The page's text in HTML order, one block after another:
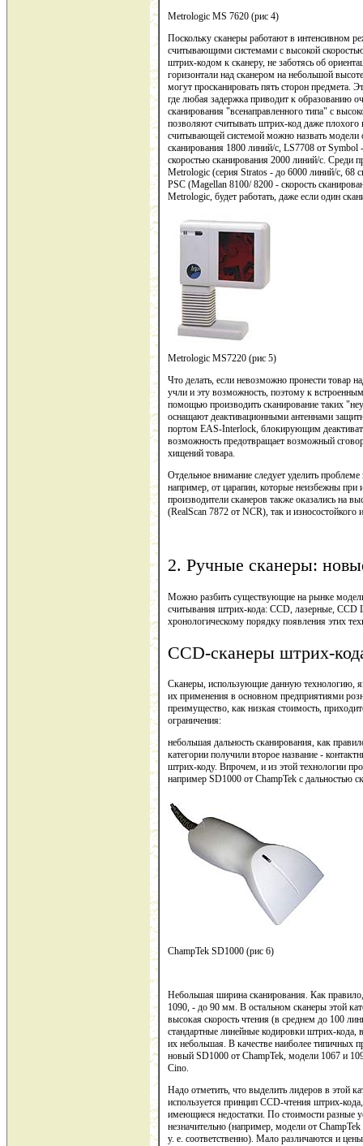
Metrologic MS 7620 (рис 4)
Поскольку сканеры работают в интенсивном
считывающими системами с высокой
штрих-кодом к сканеру, не заботясь об
горизонтали над сканером на небольшой
могут просканировать пять сторон предмета.
где любая задержка приводит к образованию
сканирования "всенаправленного типа" с
позволяют считывать штрих-код даже плохого
считывающей системой можно назвать
сканирования 1800 линий/с, LS7708 от
скоростью сканирования 2000 линий/с. Среди
Metrologic (серия Stratos - до 6000 линий/с, 68
PSC (Magellan 8100/ 8200 - скорость
Metrologic, будет работать, даже если один
Metrologic MS7220 (рис 5)
Что делать, если невозможно пронести товар
учли и эту возможность, поэтому к
помощью производить сканирование таких
оснащают деактивационными антеннами
портом EAS-Interlock, блокирующим
возможность предотвращает возможный
хищений товара.
Отдельное внимание следует уделить
например, от царапин, которые неизбежны
производители сканеров также оказались на
(RealScan 7872 от NCR), так и
2. Ручные сканеры:
Можно разбить существующие на рынке
считывания штрих-кода: CCD, лазерные, CCD
хронологическому порядку появления этих
CCD-сканеры штрих-
Сканеры, использующие данную технологию,
их применения в основном предприятиями
преимущество, как низкая стоимость,
ограничения:
небольшая дальность сканирования, как
категории получили второе название -
штрих-коду. Впрочем, и из этой технологии
например SD1000 от ChampTek с дальностью
ChampTek SD1000 (рис 6)
Небольшая ширина сканирования. Как
1090, - до 90 мм. В остальном сканеры этой
высокая скорость чтения (в среднем до 100
стандартные линейные кодировки штрих-
их небольшая. В качестве наиболее типичных
новый SD1000 от ChampTek, модели 1067 и
Cino.
Надо отметить, что выделить лидеров в этой
используется принцип CCD-чтения штрих-
имеющиеся недостатки. По стоимости разные
незначительно (например, модели от
у. е. соответственно). Мало различаются и